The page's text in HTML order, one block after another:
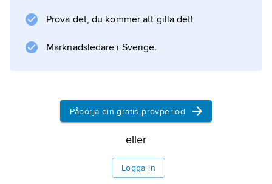
Pierre Louis Moreau de Maupertuis var en av
de mångsidigaste och originellaste
vetenskapsmännen under upplysningstiden.
) blev han berömd både som vetenskapsman
(1738; ”Jordens figur”) blev en litterär
Prova det, du kommer att gilla det!
Marknadsledare i Sverige.
Påbörja din gratis provperiod
eller
Logga in